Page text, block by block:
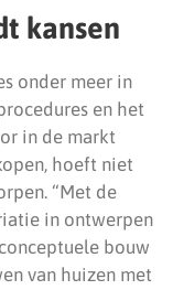
kansen
onder meer in
en het
in de markt
hoeft niet
“Met de
in ontwerpen
bouw
van huizen met